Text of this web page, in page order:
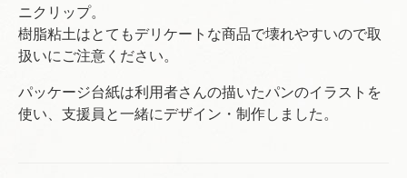
ニクリップ。
樹脂粘土はとてもデリケートな商品で壊れやすいので取
扱いにご注意ください。
パッケージ台紙は利用者さんの描いたパンのイラストを
使い、支援員と一緒にデザイン・制作しました。